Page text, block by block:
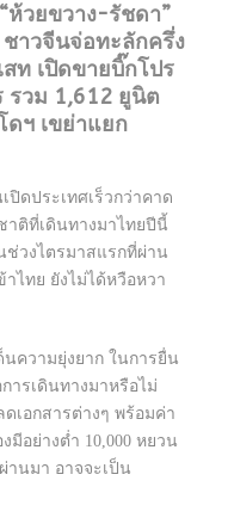
วยขวาง-รัชดา”
าวจีนจ่อทะลักครึ่ง
ท เปิดขายบิ๊กโปร
รวม 1,612 ยูนิต
ดฯ เขย่าแยก
ปิดประเทศเร็วกว่าคาด
ติที่เดินทางมาไทยปีนี้
ช่วงไตรมาสแรกที่ผ่าน
ไทย ยังไม่ได้หวือหวา
ความยุ่งยาก ในการยื่น
ารเดินทางมาหรือไม่
เอกสารต่างๆ พร้อมค่า
อย่างต่ำ 10,000 หยวน
านมา อาจจะเป็น